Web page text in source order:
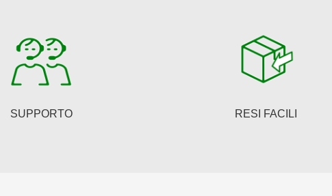
scelte
pagina
SUPPORTO RESI FACILI